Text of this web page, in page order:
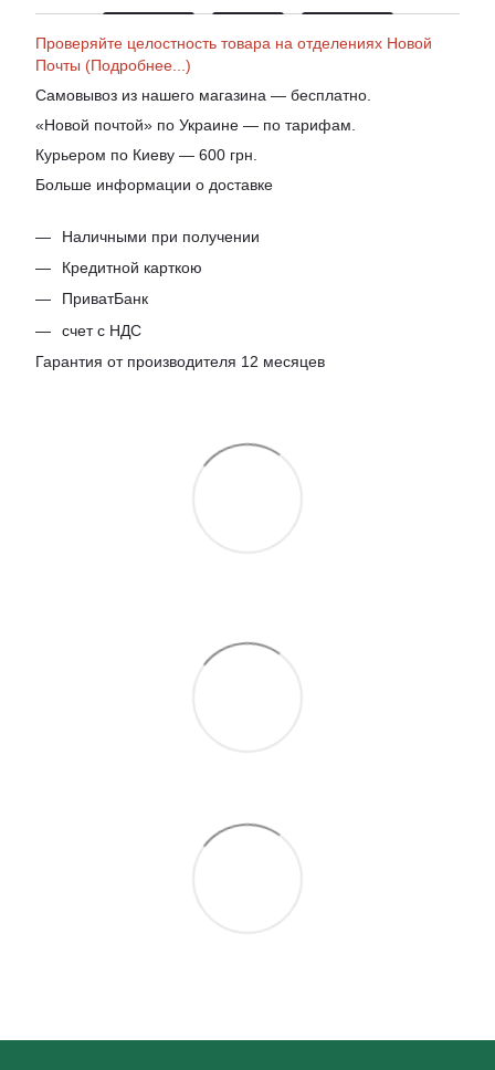
Проверяйте целостность товара на отделениях Новой
Почты (Подробнее...)
Самовывоз из нашего магазина — бесплатно.
«Новой почтой» по Украине — по тарифам.
Курьером по Киеву — 600 грн.
Больше информации о доставке
Наличными при получении
Кредитной карткою
ПриватБанк
счет с НДС
Гарантия от производителя 12 месяцев